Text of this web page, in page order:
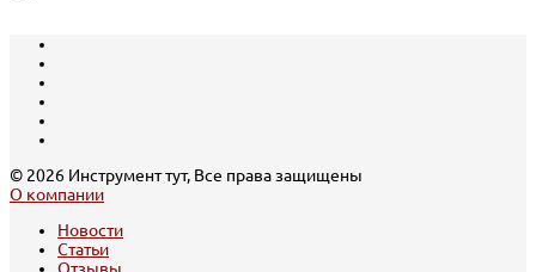
© 2026 Инструмент тут, Все права защищены
О компании
Новости
Статьи
Отзывы